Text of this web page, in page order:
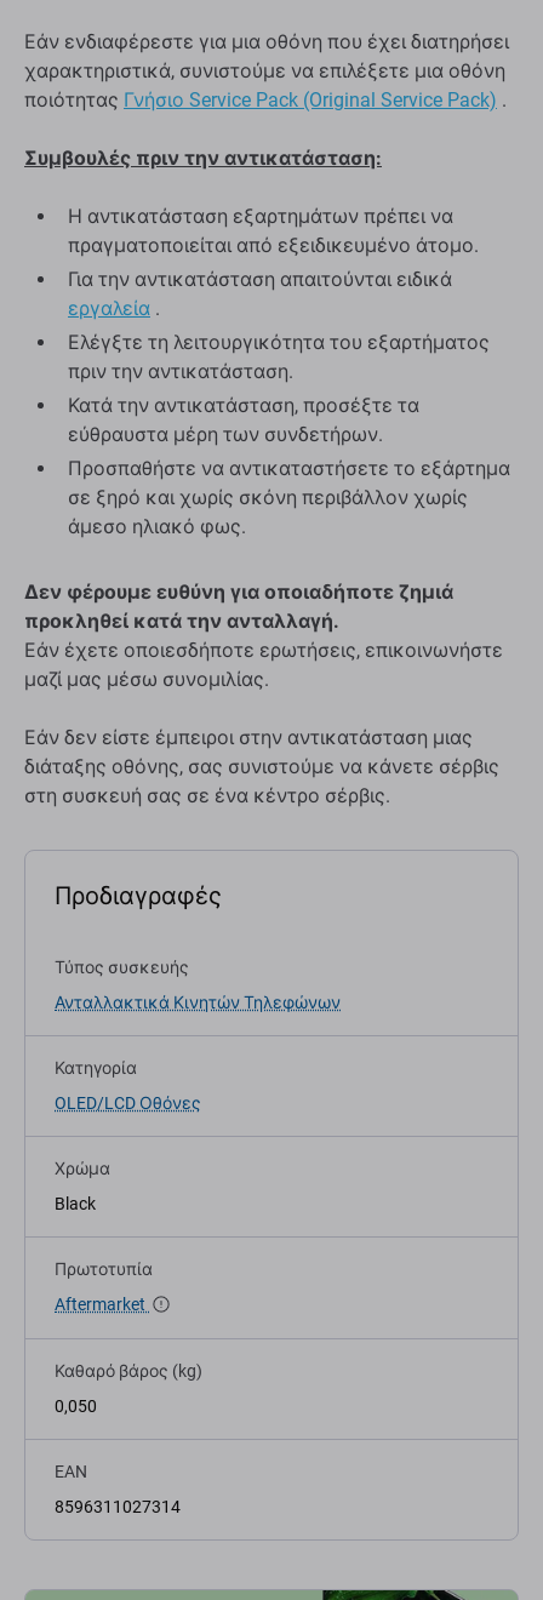
Εάν ενδιαφέρεστε για μια οθόνη που έχει διατηρήσει
χαρακτηριστικά, συνιστούμε να επιλέξετε μια οθόνη
ποιότητας Γνήσιο Service Pack (Original Service Pack) .
Συμβουλές πριν την αντικατάσταση:
Η αντικατάσταση εξαρτημάτων πρέπει να
πραγματοποιείται από εξειδικευμένο άτομο.
Για την αντικατάσταση απαιτούνται ειδικά
εργαλεία .
Ελέγξτε τη λειτουργικότητα του εξαρτήματος
πριν την αντικατάσταση.
Κατά την αντικατάσταση, προσέξτε τα
εύθραυστα μέρη των συνδετήρων.
Προσπαθήστε να αντικαταστήσετε το εξάρτημα
σε ξηρό και χωρίς σκόνη περιβάλλον χωρίς
άμεσο ηλιακό φως.
Δεν φέρουμε ευθύνη για οποιαδήποτε ζημιά
προκληθεί κατά την ανταλλαγή.
Εάν έχετε οποιεσδήποτε ερωτήσεις, επικοινωνήστε
μαζί μας μέσω συνομιλίας.
Εάν δεν είστε έμπειροι στην αντικατάσταση μιας
διάταξης οθόνης, σας συνιστούμε να κάνετε σέρβις
στη συσκευή σας σε ένα κέντρο σέρβις.
Προδιαγραφές
Τύπος συσκευής
Ανταλλακτικά Κινητών Τηλεφώνων
Κατηγορία
OLED/LCD Οθόνες
Χρώμα
Black
Πρωτοτυπία
Aftermarket
Καθαρό βάρος (kg)
0,050
EAN
8596311027314